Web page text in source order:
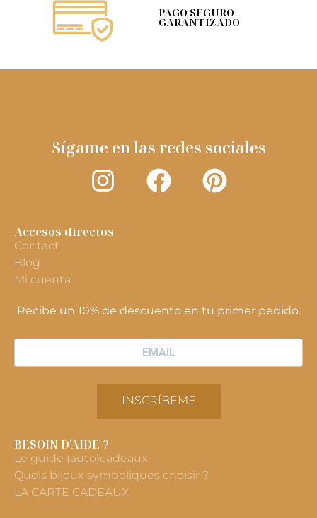
PAGO SEGURO
GARANTIZADO
Sígame en las redes sociales
Accesos directos
Contact
Blog
Mi cuenta
Recibe un 10% de descuento en tu primer pedido.
INSCRÍBEME
BESOIN D’AIDE ?
Le guide (auto)cadeaux
Quels bijoux symboliques choisir ?
LA CARTE CADEAUX